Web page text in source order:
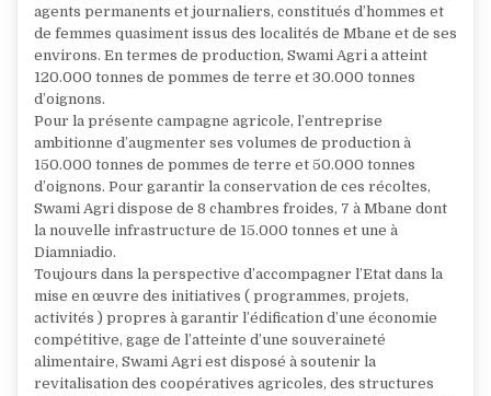
agents permanents et journaliers, constitués d’hommes et
de femmes quasiment issus des localités de Mbane et de ses
environs. En termes de production, Swami Agri a atteint
120.000 tonnes de pommes de terre et 30.000 tonnes
d’oignons.
Pour la présente campagne agricole, l’entreprise
ambitionne d’augmenter ses volumes de production à
150.000 tonnes de pommes de terre et 50.000 tonnes
d’oignons. Pour garantir la conservation de ces récoltes,
Swami Agri dispose de 8 chambres froides, 7 à Mbane dont
la nouvelle infrastructure de 15.000 tonnes et une à
Diamniadio.
Toujours dans la perspective d’accompagner l’Etat dans la
mise en œuvre des initiatives ( programmes, projets,
activités ) propres à garantir l’édification d’une économie
compétitive, gage de l’atteinte d’une souveraineté
alimentaire, Swami Agri est disposé à soutenir la
revitalisation des coopératives agricoles, des structures